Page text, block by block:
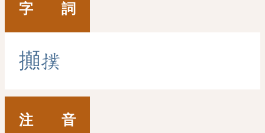
字 詞
攧撲
注 音